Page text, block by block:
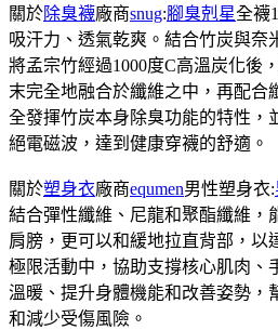
關於除臭襪廠商snug:腳臭剋星全襪
吸汗力、透氣乾爽。結合竹炭與奈
將孟宗竹經過1000度C高溫炭化後
末完全地融合於纖維之中，再配合
全發揮竹炭本身除臭功能的特性，
絕電磁波，達到健康穿襪的舒適。
關於塑身衣廠商equmen男性塑身衣:
結合彈性纖維、尼龍和聚酯纖維，
肩膀，更可以和緩地拉直背部，以
極限活動中，協助支撐核心肌肉、
溫暖、提升身體機能和改善姿勢，
和減少受傷風險。